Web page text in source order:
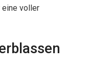
eine voller